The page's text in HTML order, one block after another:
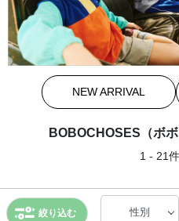
NEW ARRIVAL
BOBOCHOSES（ボ
1 - 21
絞り込む 性別